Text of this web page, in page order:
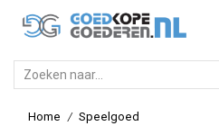
Home / Speelgoed